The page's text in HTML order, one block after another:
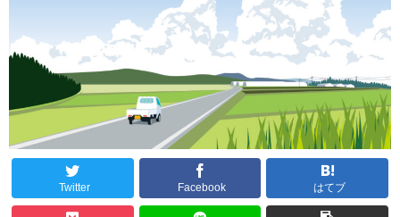
Twitter Facebook はてブ